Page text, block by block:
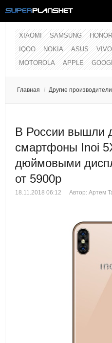
XIAOMI SAMSUNG HONOR
IQOO
NOKIA ASUS VIVO
MOTOROLA
APPLE
Главная / Другие производители
В России вышли
смартфоны Inoi
дюймовыми
от 5900р
18.11.2018 06:12 Автор: Артем